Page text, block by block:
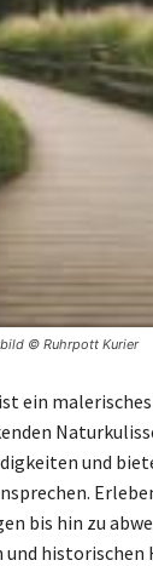
© Ruhrpott Kurier
ein
und
bis hin zu
historischen